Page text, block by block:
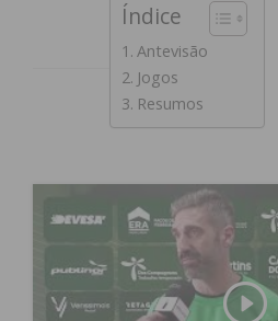
Índice
Antevisão
Jogos
Resumos